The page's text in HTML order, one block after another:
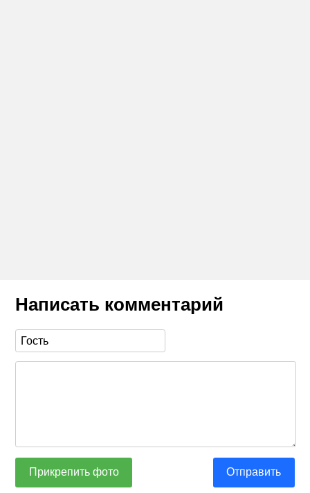
Написать комментарий
Прикрепить фото Отправить